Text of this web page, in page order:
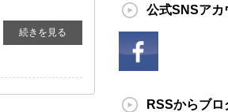
続きを見る
公式SNSアカ
RSSからブロ